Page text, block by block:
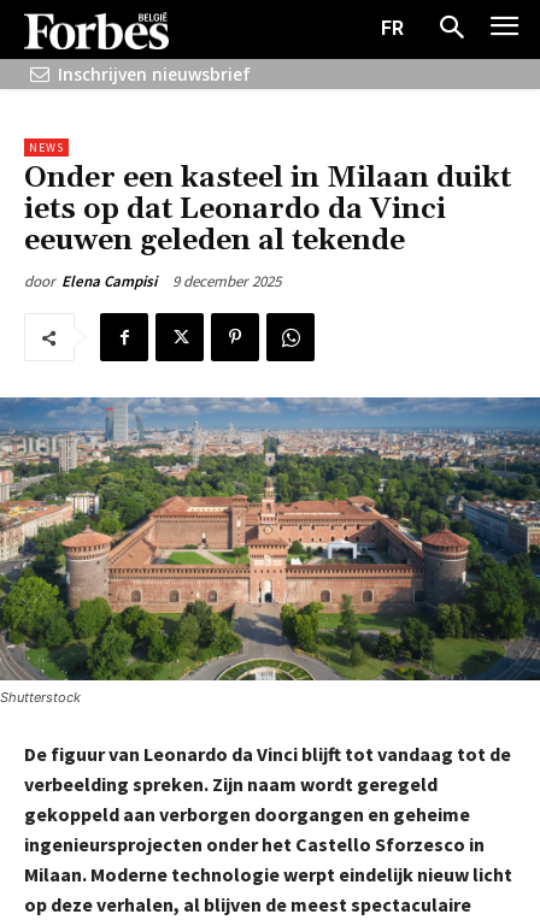
FR
Inschrijven nieuwsbrief
NEWS
Onder een kasteel in Milaan duikt
iets op dat Leonardo da Vinci
eeuwen geleden al tekende
door Elena Campisi 9 december 2025
Shutterstock
De figuur van Leonardo da Vinci blijft tot vandaag tot de
verbeelding spreken. Zijn naam wordt geregeld
gekoppeld aan verborgen doorgangen en geheime
ingenieursprojecten onder het Castello Sforzesco in
Milaan. Moderne technologie werpt eindelijk nieuw licht
op deze verhalen, al blijven de meest spectaculaire